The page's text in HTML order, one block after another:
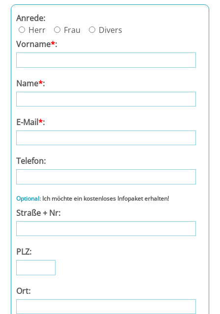
Anrede:
Herr
Frau
Divers
Vorname*:
Name*:
E-Mail*:
Telefon:
Optional: Ich möchte ein kostenloses Infopaket erhalten!
Straße + Nr:
PLZ:
Ort:
Kiel
Konstanz
Leipzig
Lüneburg
Mainz
Mannheim
Marburg
München
Osnabrück